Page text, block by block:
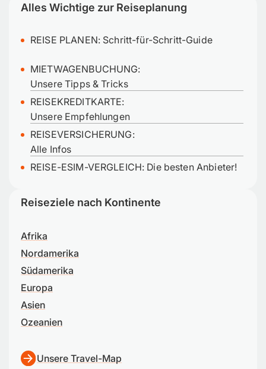
Alles Wichtige zur Reiseplanung
REISE PLANEN: Schritt-für-Schritt-Guide
MIETWAGENBUCHUNG:
Unsere Tipps & Tricks
REISEKREDITKARTE:
Unsere Empfehlungen
REISEVERSICHERUNG:
Alle Infos
REISE-ESIM-VERGLEICH: Die besten Anbieter!
Reiseziele nach Kontinente
Afrika
Nordamerika
Südamerika
Europa
Asien
Ozeanien
Unsere Travel-Map